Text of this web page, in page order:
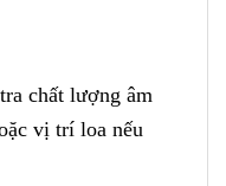
chất lượng âm
vị trí loa nếu